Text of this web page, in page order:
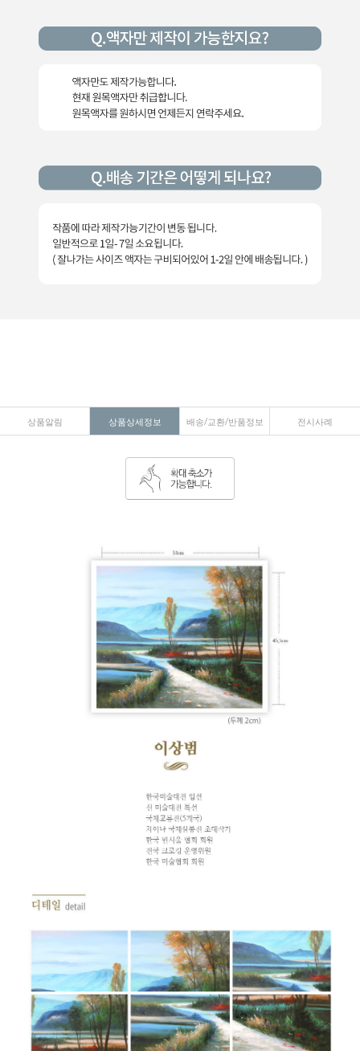
상품알림 상품상세정보 배송/교환/반품정보 전시사례